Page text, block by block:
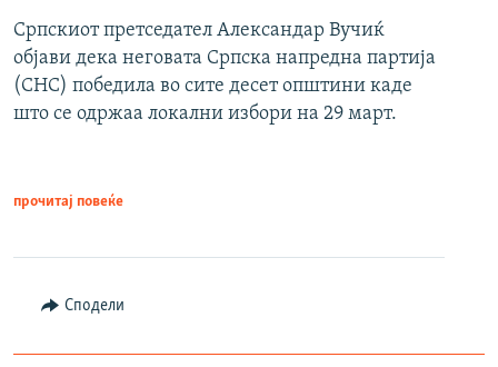
Српскиот претседател Александар Вучиќ
објави дека неговата Српска напредна партија
(СНС) победила во сите десет општини каде
што се одржаа локални избори на 29 март.
прочитај повеќе
Сподели